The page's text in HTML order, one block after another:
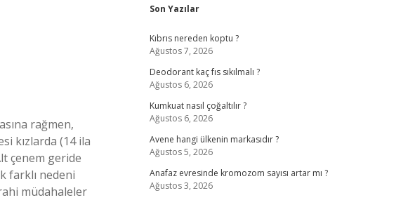
rağmen,
kızlarda (14 ila
çenem geride
farklı nedeni
müdahaleler
Sidebar
Son Yazılar
Kıbrıs nereden koptu ?
Ağustos 7, 2026
Deodorant kaç fıs sıkılmalı ?
Ağustos 6, 2026
Kumkuat nasıl çoğaltılır ?
Ağustos 6, 2026
Avene hangi ülkenin markasıdır ?
Ağustos 5, 2026
Anafaz evresinde kromozom sayısı artar mı ?
Ağustos 3, 2026